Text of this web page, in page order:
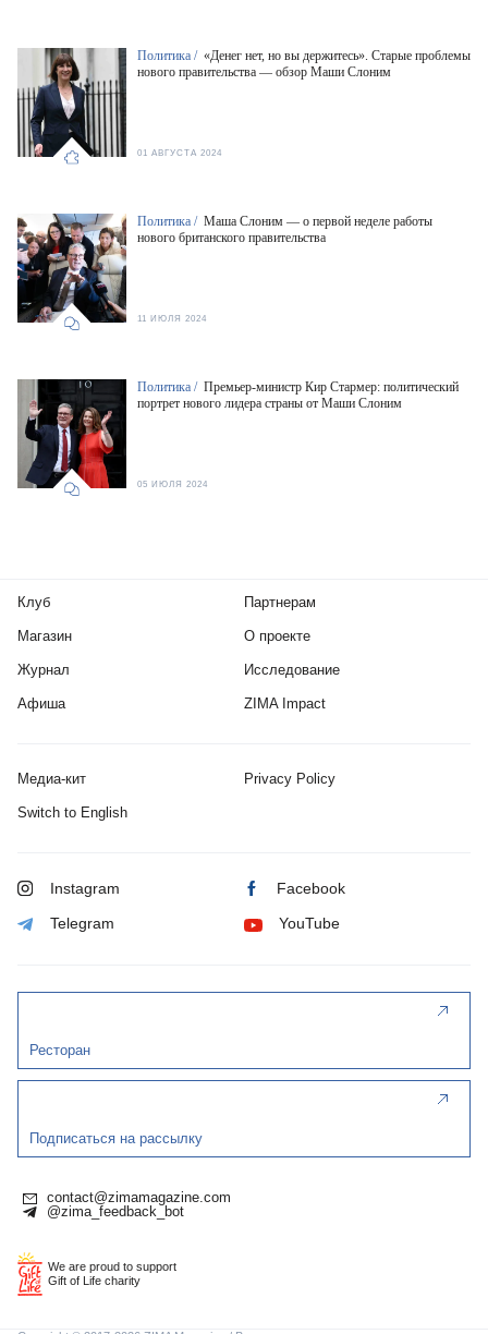
Политика / «Денег нет, но вы держитесь». Старые проблемы
нового правительства — обзор Маши Слоним
01 АВГУСТА 2024
Политика / Маша Слоним — о первой неделе работы
нового британского правительства
11 ИЮЛЯ 2024
Политика / Премьер-министр Кир Стармер: политический
портрет нового лидера страны от Маши Слоним
05 ИЮЛЯ 2024
Клуб
Магазин
Журнал
Афиша
Партнерам
О проекте
Исследование
ZIMA Impact
Медиа-кит Privacy Policy
Switch to English
Instagram Facebook
Telegram YouTube
Ресторан
Подписаться на рассылку
contact@zimamagazine.com
@zima_feedback_bot
We are proud to support
Gift of Life charity